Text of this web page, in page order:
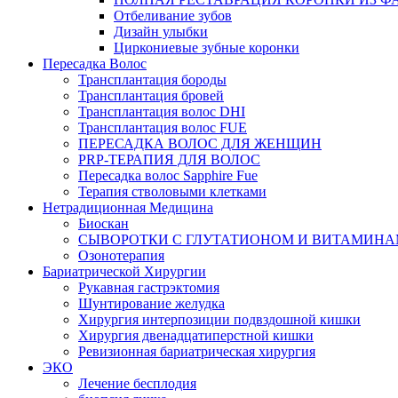
Отбеливание зубов
Дизайн улыбки
Циркониевые зубные коронки
Пересадка Волос
Трансплантация бороды
Трансплантация бровей
Трансплантация волос DHI
Трансплантация волос FUE
ПЕРЕСАДКА ВОЛОС ДЛЯ ЖЕНЩИН
PRP-ТЕРАПИЯ ДЛЯ ВОЛОС
Пересадка волос Sapphire Fue
Терапия стволовыми клетками
Нетрадиционная Медицина
Биоскан
СЫВОРОТКИ С ГЛУТАТИОНОМ И
Озонотерапия
Бариатрической Хирургии
Рукавная гастрэктомия
Шунтирование желудка
Хирургия интерпозиции подвздошной кишки
Хирургия двенадцатиперстной кишки
Ревизионная бариатрическая хирургия
ЭКО
Лечение бесплодия